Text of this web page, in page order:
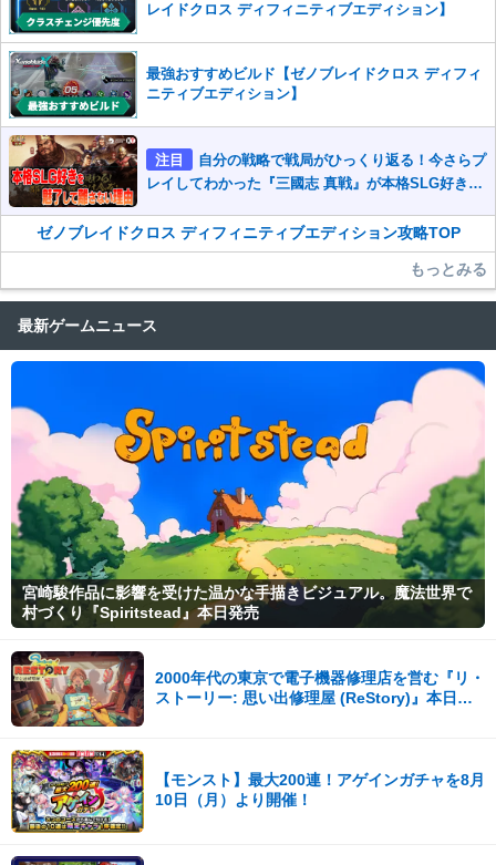
レイドクロス ディフィニティブエディション】
最強おすすめビルド【ゼノブレイドクロス ディフィ
ニティブエディション】
注目
自分の戦略で戦局がひっくり返る！今さらプ
レイしてわかった『三國志 真戦』が本格SLG好きを
ゼノブレイドクロス ディフィニティブエディション攻略TOP
もっとみる
最新ゲームニュース
宮崎駿作品に影響を受けた温かな手描きビジュアル。魔法世界で
村づくり『Spiritstead』本日発売
2000年代の東京で電子機器修理店を営む『リ・
ストーリー: 思い出修理屋 (ReStory)』本日
【モンスト】最大200連！アゲインガチャを8月
10日（月）より開催！